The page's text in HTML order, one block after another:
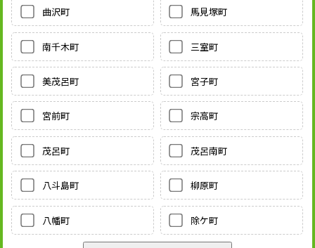
曲沢町 馬見塚町
南千木町 三室町
美茂呂町 宮子町
宮前町 宗高町
茂呂町 茂呂南町
八斗島町 柳原町
八幡町 除ケ町